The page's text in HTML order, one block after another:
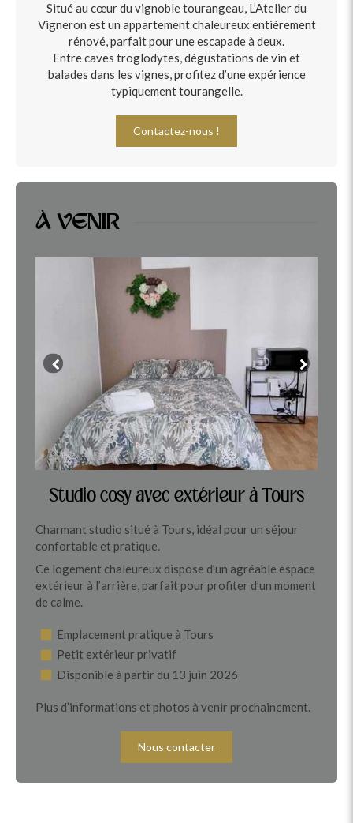
Situé au cœur du vignoble tourangeau, L’Atelier du
Vigneron est un appartement chaleureux entièrement
rénové, parfait pour une escapade à deux.
Entre caves troglodytes, dégustations de vin et
balades dans les vignes, profitez d’une expérience
typiquement tourangelle.
Contactez-nous !
À VENIR
Studio cosy avec extérieur à Tours
Charmant studio situé à Tours, idéal pour un séjour
confortable et pratique.
Ce logement chaleureux dispose d’un agréable espace
extérieur à l’arrière, parfait pour profiter d’un moment
de calme.
Emplacement pratique à Tours
Petit extérieur privatif
Disponible à partir du 13 juin 2026
Plus d’informations et photos à venir prochainement.
Nous contacter